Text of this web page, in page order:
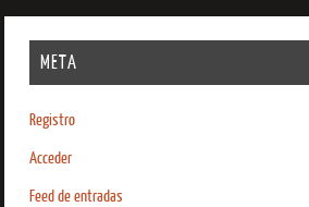
META
Registro
Acceder
Feed de entradas